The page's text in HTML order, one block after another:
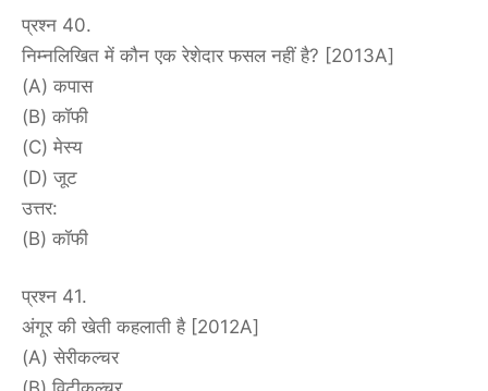
प्रश्न 40.
निम्नलिखित में कौन एक रेशेदार फसल नहीं है? [2013A]
(A) कपास
(B) कॉफी
(C) मेस्य
(D) जूट
उत्तर:
(B) कॉफी
प्रश्न 41.
अंगूर की खेती कहलाती है [2012A]
(A) सेरीकल्चर